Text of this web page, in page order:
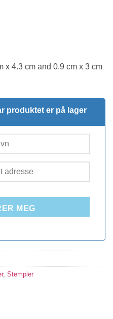
x 4.3 cm and 0.9 cm x 3 cm
produktet er på lager
MEG
, Stempler